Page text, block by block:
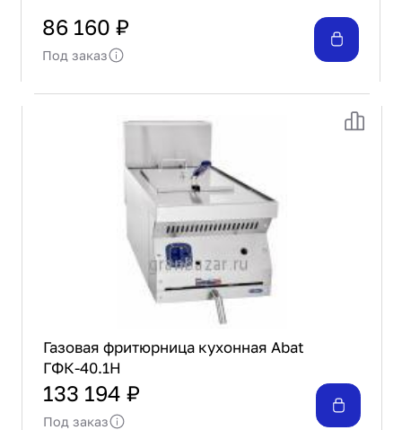
86 160 ₽
Под заказ
Газовая фритюрница кухонная Abat
ГФК-40.1Н
133 194 ₽
Под заказ